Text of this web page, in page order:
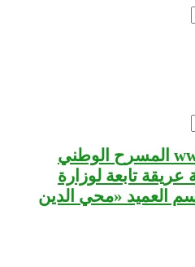
www.tna.dz المسرح الوطني
تابعة لوزارة
العميد «محي الدين